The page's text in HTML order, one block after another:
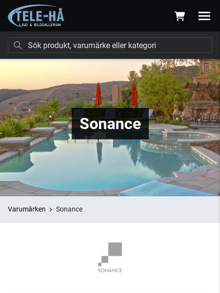
Sonance
Varumärken Sonance